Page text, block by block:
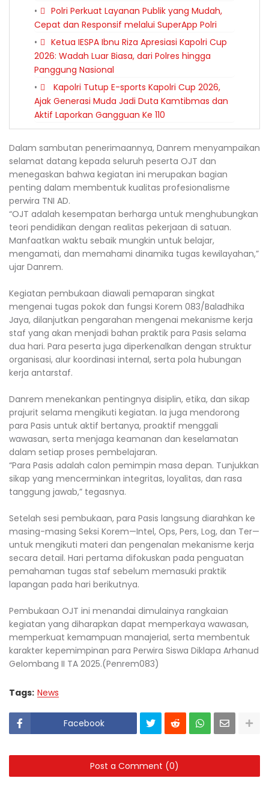
Polri Perkuat Layanan Publik yang Mudah,
Cepat dan Responsif melalui SuperApp Polri
Ketua IESPA Ibnu Riza Apresiasi Kapolri Cup
2026: Wadah Luar Biasa, dari Polres hingga
Panggung Nasional
Kapolri Tutup E-sports Kapolri Cup 2026,
Ajak Generasi Muda Jadi Duta Kamtibmas dan
Aktif Laporkan Gangguan Ke 110
Dalam sambutan penerimaannya, Danrem menyampaikan
selamat datang kepada seluruh peserta OJT dan
menegaskan bahwa kegiatan ini merupakan bagian
penting dalam membentuk kualitas profesionalisme
perwira TNI AD.
“OJT adalah kesempatan berharga untuk menghubungkan
teori pendidikan dengan realitas pekerjaan di satuan.
Manfaatkan waktu sebaik mungkin untuk belajar,
mengamati, dan memahami dinamika tugas kewilayahan,”
ujar Danrem.
Kegiatan pembukaan diawali pemaparan singkat
mengenai tugas pokok dan fungsi Korem 083/Baladhika
Jaya, dilanjutkan pengarahan mengenai mekanisme kerja
staf yang akan menjadi bahan praktik para Pasis selama
dua hari. Para peserta juga diperkenalkan dengan struktur
organisasi, alur koordinasi internal, serta pola hubungan
kerja antarstaf.
Danrem menekankan pentingnya disiplin, etika, dan sikap
prajurit selama mengikuti kegiatan. Ia juga mendorong
para Pasis untuk aktif bertanya, proaktif menggali
wawasan, serta menjaga keamanan dan keselamatan
dalam setiap proses pembelajaran.
“Para Pasis adalah calon pemimpin masa depan. Tunjukkan
sikap yang mencerminkan integritas, loyalitas, dan rasa
tanggung jawab,” tegasnya.
Setelah sesi pembukaan, para Pasis langsung diarahkan ke
masing-masing Seksi Korem—Intel, Ops, Pers, Log, dan Ter—
untuk mengikuti materi dan pengenalan mekanisme kerja
secara detail. Hari pertama difokuskan pada penguatan
pemahaman tugas staf sebelum memasuki praktik
lapangan pada hari berikutnya.
Pembukaan OJT ini menandai dimulainya rangkaian
kegiatan yang diharapkan dapat memperkaya wawasan,
memperkuat kemampuan manajerial, serta membentuk
karakter kepemimpinan para Perwira Siswa Diklapa Arhanud
Gelombang II TA 2025.(Penrem083)
Tags: News
Facebook
Post a Comment (0)